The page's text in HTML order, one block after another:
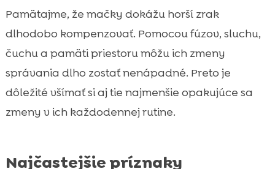
Pamätajme, že mačky dokážu horší zrak
dlhodobo kompenzovať. Pomocou fúzov, sluchu,
čuchu a pamäti priestoru môžu ich zmeny
správania dlho zostať nenápadné. Preto je
dôležité všímať si aj tie najmenšie opakujúce sa
zmeny v ich každodennej rutine.
Najčastejšie príznaky